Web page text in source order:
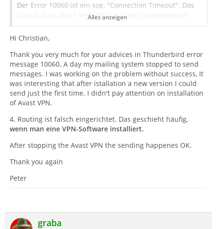
Der Error 10060 ist ein sog. "Connection Timeout". Das
besagt, dass keine Verbindung zu dem angegebenen
Server auf dem angegebenen Port aufgebaut werden
konnte. Dieser Fehler wurde TB von Windows
zurückgegeben.
Es gibt allerdings hunderte von Fehlerursachen, sodass
ich dir keinen eindeutigen Lösungsweg aufzeigen kann.
Die häufigsten Ursachen sind aus meiner Erfahrung:
1. Falscher Port eingestellt (sieh mal in den SMTP-
Einstellungen nach).
2. Falscher Server eingestellt (vielleicht hat sich der
3. Firewall verhindert die Verbindung.
4. Routing ist falsch eingerichtet. Das geschieht häufig,
wenn man eine VPN-Software installiert.
5. Server ist nicht erreichbar.
Grüße,
Michael
Alles anzeigen
Hi Christian,
Thank you very much for your advices in Thunderbird error
message 10060. A day my mailing system stopped to send
messages. I was working on the problem without success, It
was interesting that after istallation a new version I could
send just the first time. I didn't pay attention on installation
of Avast VPN.
4. Routing ist falsch eingerichtet. Das geschieht häufig,
wenn man eine VPN-Software installiert.
After stopping the Avast VPN the sending happenes OK.
Thank you again
Peter
graba